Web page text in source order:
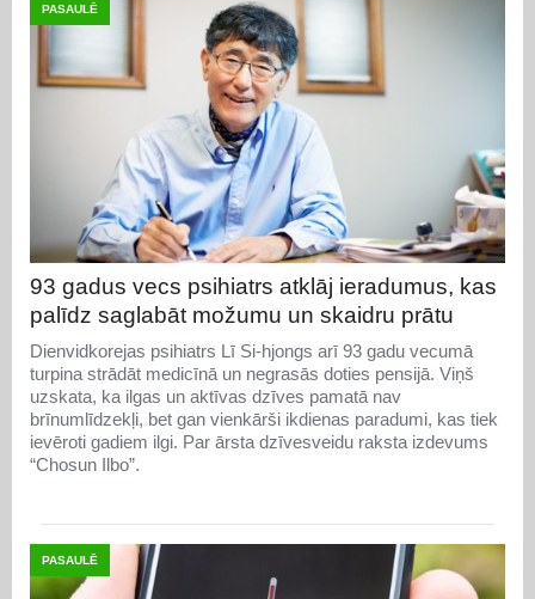
PASAULĒ
93 gadus vecs psihiatrs atklāj ieradumus, kas
palīdz saglabāt možumu un skaidru prātu
Dienvidkorejas psihiatrs Lī Si-hjongs arī 93 gadu vecumā
turpina strādāt medicīnā un negrasās doties pensijā. Viņš
uzskata, ka ilgas un aktīvas dzīves pamatā nav
brīnumlīdzekļi, bet gan vienkārši ikdienas paradumi, kas tiek
ievēroti gadiem ilgi. Par ārsta dzīvesveidu raksta izdevums
“Chosun Ilbo”.
PASAULĒ